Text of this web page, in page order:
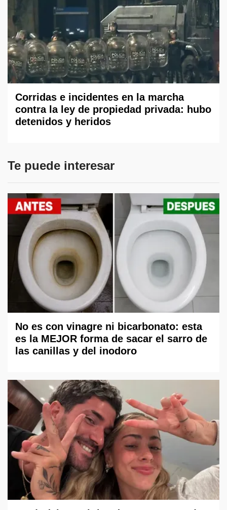
Corridas e incidentes en la marcha
contra la ley de propiedad privada: hubo
detenidos y heridos
Te puede interesar
No es con vinagre ni bicarbonato: esta
es la MEJOR forma de sacar el sarro de
las canillas y del inodoro